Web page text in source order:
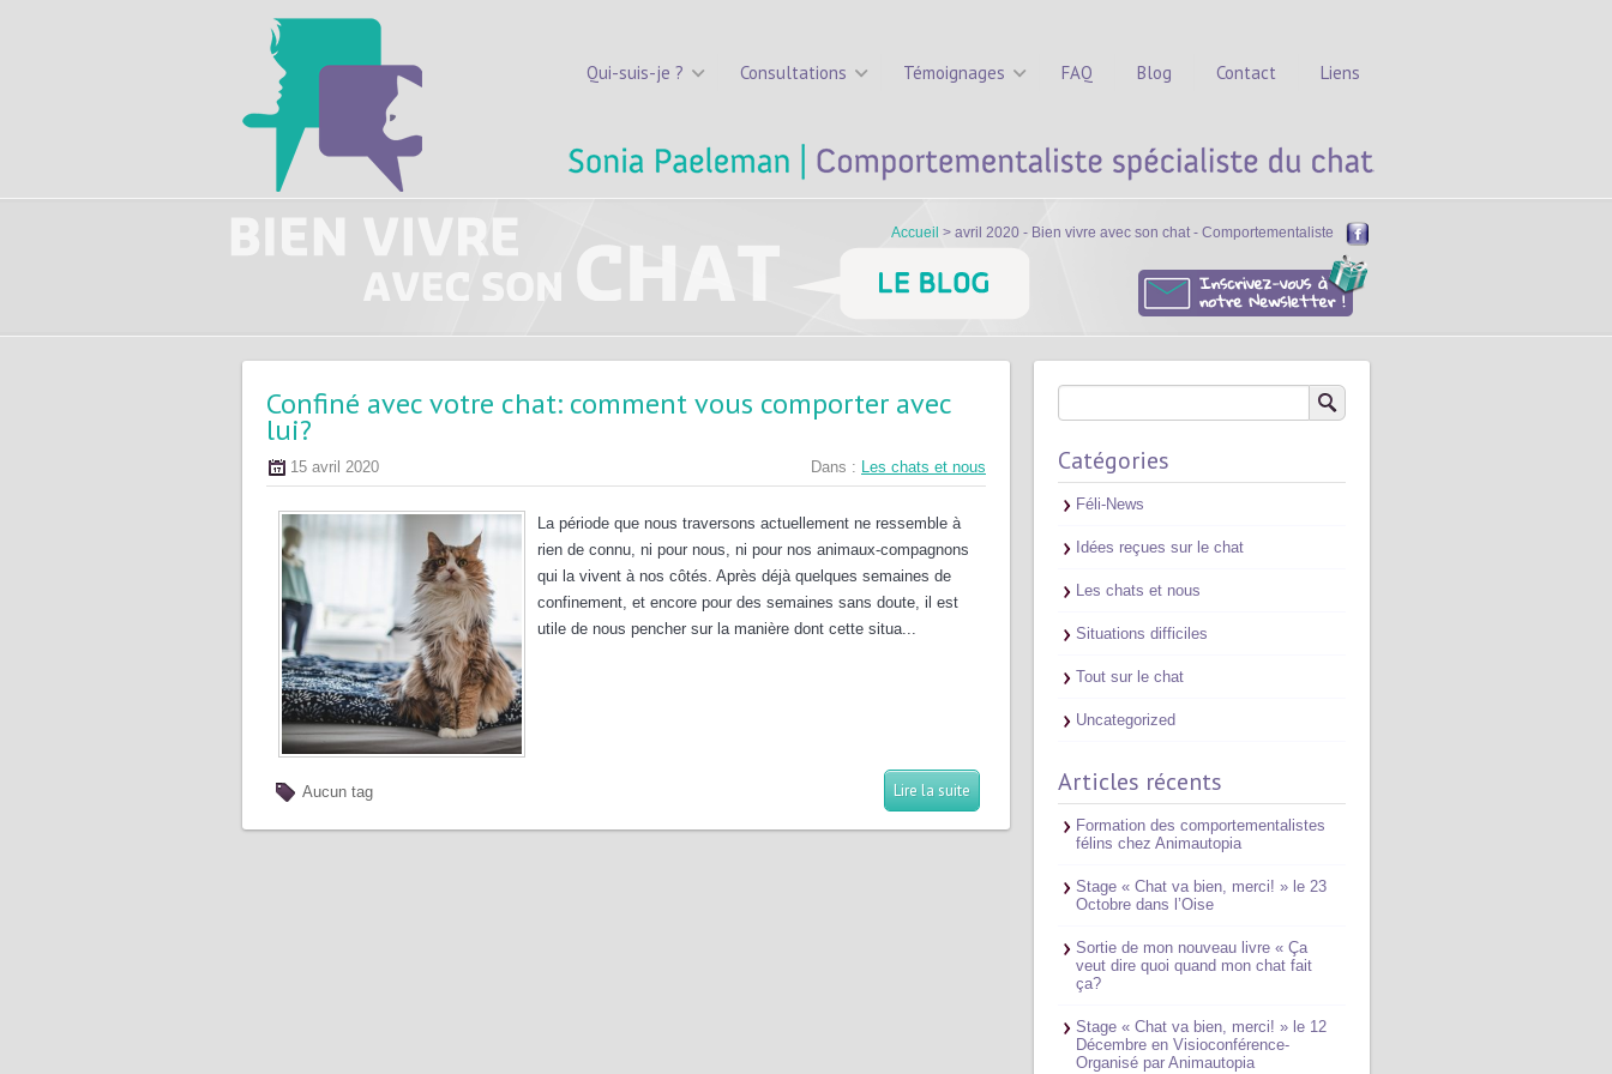
Qui-suis-je ? Consultations Témoignages FAQ Blog Contact Liens
Accueil > avril 2020 - Bien vivre avec son chat - Comportementaliste
Catégories
Féli-News
Idées reçues sur le chat
Les chats et nous
Situations difficiles
Tout sur le chat
Uncategorized
Articles récents
Formation des comportementalistes
félins chez Animautopia
Stage « Chat va bien, merci! » le 23
Octobre dans l’Oise
Sortie de mon nouveau livre « Ça
veut dire quoi quand mon chat fait
ça?
Stage « Chat va bien, merci! » le 12
Décembre en Visioconférence-
Organisé par Animautopia
Confiné avec votre chat: comment vous comporter avec
lui?
15 avril 2020 Dans : Les chats et nous
La période que nous traversons actuellement ne ressemble à
rien de connu, ni pour nous, ni pour nos animaux-compagnons
qui la vivent à nos côtés. Après déjà quelques semaines de
confinement, et encore pour des semaines sans doute, il est
utile de nous pencher sur la manière dont cette situa...
Aucun tag Lire la suite